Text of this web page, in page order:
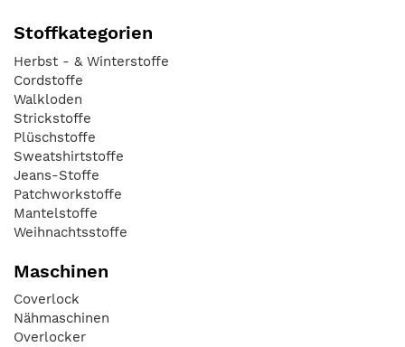
Stoffkategorien
Herbst - & Winterstoffe
Cordstoffe
Walkloden
Strickstoffe
Plüschstoffe
Sweatshirtstoffe
Jeans-Stoffe
Patchworkstoffe
Mantelstoffe
Weihnachtsstoffe
Maschinen
Coverlock
Nähmaschinen
Overlocker